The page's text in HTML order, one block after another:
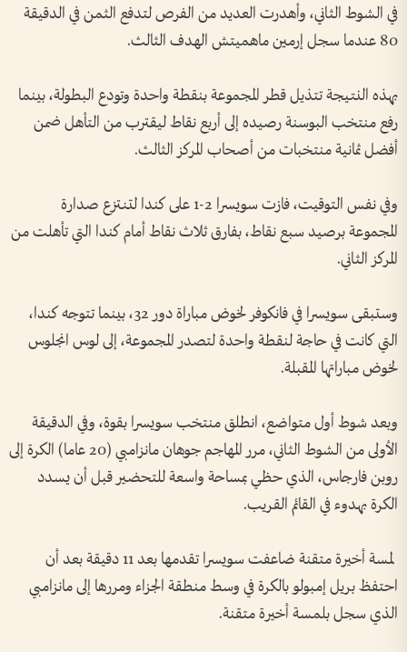
في الشوط الثاني، وأهدرت العديد من الفرص لتدفع الثمن ‌في الدقيقة
80 عندما سجل إرمين ماهميتش الهدف الثالث.
بهذه النتيجة تتذيل ‌قطر المجموعة بنقطة واحدة وتودع البطولة، بينما
رفع منتخب البوسنة رصيده إلى أربع ‌نقاط ليقترب من التأهل ضمن
أفضل ثمانية ‌منتخبات من أصحاب المركز الثالث.
وفي نفس التوقيت، فازت سويسرا 2-1 على كندا لتنتزع صدارة
المجموعة برصيد سبع نقاط، بفارق ثلاث ​نقاط أمام كندا ‌التي تأهلت من
المركز الثاني.
وستبقى سويسرا ​في فانكوفر لخوض مباراة دور 32، ⁠بينما تتوجه كندا،
التي كانت في حاجة لنقطة واحدة لتصدر المجموعة، إلى لوس انجلوس
لخوض مباراتها المقبلة.
وبعد شوط أول متواضع، انطلق منتخب سويسرا بقوة، وفي الدقيقة
الأولى من الشوط الثاني، مرر ​المهاجم جوهان مانزامبي (20 ⁠عاما) الكرة إلى
روبن فارجاس، ⁠الذي حظي بمساحة واسعة للتحضير قبل أن يسدد
الكرة بهدوء في القائم القريب.
لمسة أخيرة متقنة ضاعفت سويسرا تقدمها بعد 11 دقيقة بعد أن
احتفظ بريل إمبولو بالكرة في وسط منطقة الجزاء ومررها ⁠إلى مانزامبي
الذي سجل بلمسة أخيرة متقنة.